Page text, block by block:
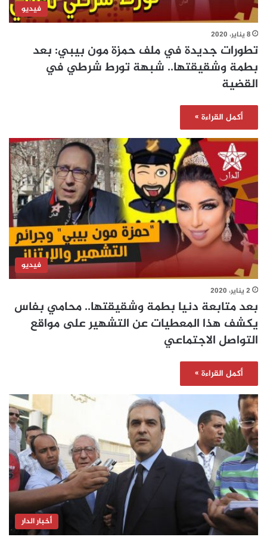
فيديو
8 يناير، 2020
تطورات جديدة في ملف حمزة مون بيبي: بعد
بطمة وشقيقتها.. شبهة تورط شرطي في
القضية
أكمل القراءة »
فيديو
2 يناير، 2020
بعد متابعة دنيا بطمة وشقيقتها.. محامي بفاس
يكشف هذا المعطيات عن التشهير على مواقع
التواصل الاجتماعي
أكمل القراءة »
أخبار الدار